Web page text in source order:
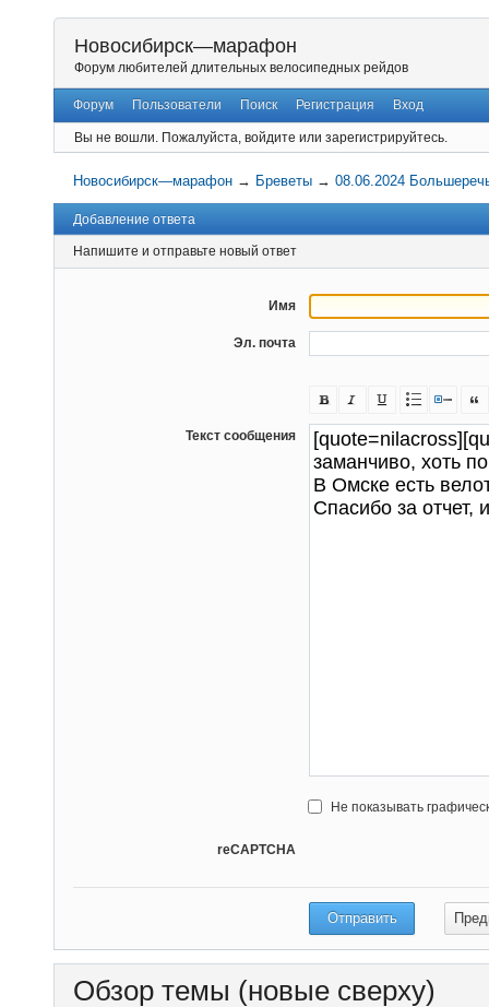
Новосибирск—марафон
Форум любителей длительных велосипедных рейдов
Форум Пользователи Поиск Регистрация Вход
Вы не вошли. Пожалуйста, войдите или зарегистрируйтесь.
Новосибирск—марафон → Бреветы →08.06.2024
Добавление ответа
Напишите и отправьте новый ответ
Имя
Эл. почта
Текст сообщения
Не показывать
reCAPTCHA
Обзор темы (новые сверху)